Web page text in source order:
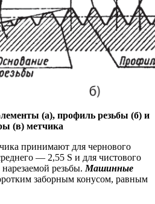
(а), профиль резьбы (б) и
(в) метчика
принимают для чернового
— 2,55 S и для чистового
резьбы. Машинные
заборным конусом, равным